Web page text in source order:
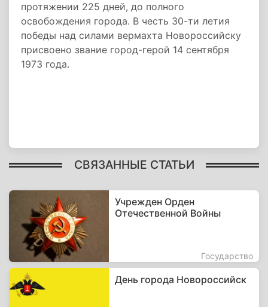
протяжении 225 дней, до полного
освобождения города. В честь 30-ти летия
победы над силами вермахта Новороссийску
присвоено звание город-герой 14 сентября
1973 года.
СВЯЗАННЫЕ СТАТЬИ
Учрежден Орден
Отечественной Войны
Государство
День города Новороссийск